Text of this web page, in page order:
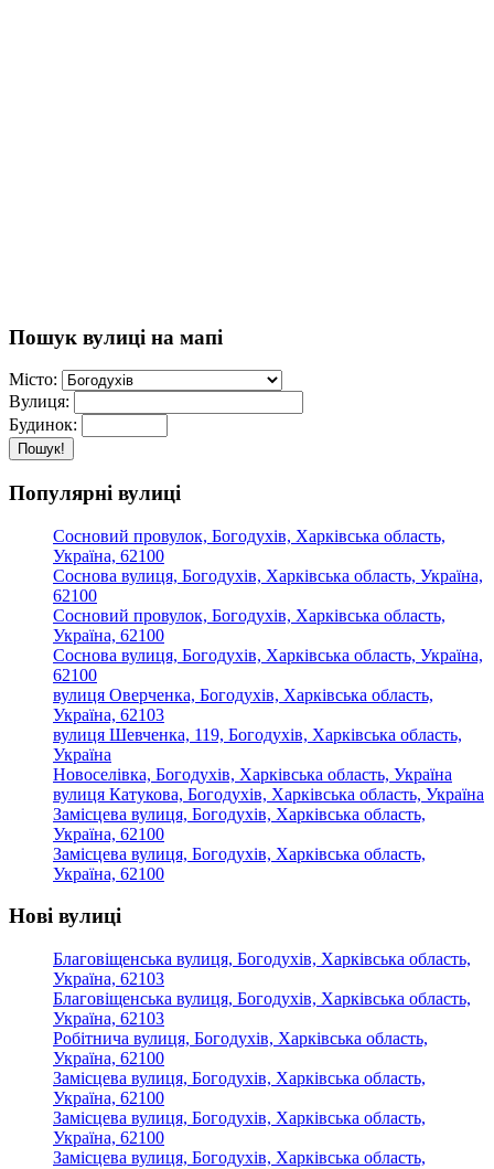
Пошук вулиці на мапі
Місто:
Вулиця:
Будинок:
Пошук!
Популярні вулиці
Сосновий провулок, Богодухів, Харківська область,
Україна, 62100
Соснова вулиця, Богодухів, Харківська область, Україна,
62100
Сосновий провулок, Богодухів, Харківська область,
Україна, 62100
Соснова вулиця, Богодухів, Харківська область, Україна,
62100
вулиця Оверченка, Богодухів, Харківська область,
Україна, 62103
вулиця Шевченка, 119, Богодухів, Харківська область,
Україна
Новоселівка, Богодухів, Харківська область, Україна
вулиця Катукова, Богодухів, Харківська область, Україна
Замісцева вулиця, Богодухів, Харківська область,
Україна, 62100
Замісцева вулиця, Богодухів, Харківська область,
Україна, 62100
Нові вулиці
Благовіщенська вулиця, Богодухів, Харківська область,
Україна, 62103
Благовіщенська вулиця, Богодухів, Харківська область,
Україна, 62103
Робітнича вулиця, Богодухів, Харківська область,
Україна, 62100
Замісцева вулиця, Богодухів, Харківська область,
Україна, 62100
Замісцева вулиця, Богодухів, Харківська область,
Україна, 62100
Замісцева вулиця, Богодухів, Харківська область,